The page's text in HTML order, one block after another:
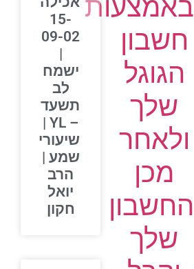
באמצעות
חשבון
הגוגל
שלך
ולאחר
מכן
החשבון
שלך
15-
09-02
ישמח
לב
תשעד
– YL |
שיעורי
שמע |
הרב
יואל
חקון